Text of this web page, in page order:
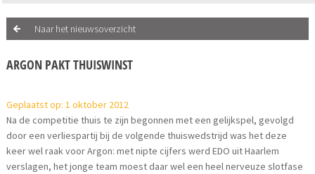
Naar het nieuwsoverzicht
ARGON PAKT THUISWINST
Geplaatst op: 1 oktober 2012
Na de competitie thuis te zijn begonnen met een gelijkspel, gevolgd
door een verliespartij bij de volgende thuiswedstrijd was het deze
keer wel raak voor Argon: met nipte cijfers werd EDO uit Haarlem
verslagen, het jonge team moest daar wel een heel nerveuze slotfase